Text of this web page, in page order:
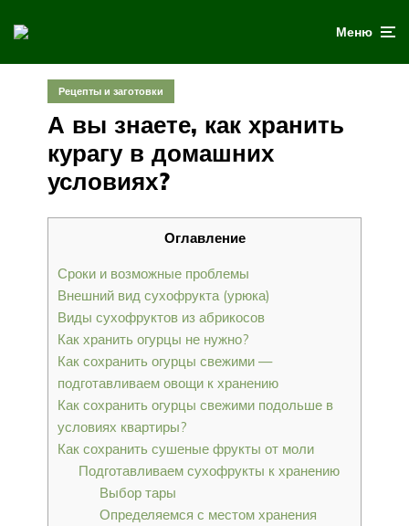
Меню
Рецепты и заготовки
А вы знаете, как хранить
курагу в домашних
условиях?
Оглавление
Сроки и возможные проблемы
Внешний вид сухофрукта (урюка)
Виды сухофруктов из абрикосов
Как хранить огурцы не нужно?
Как сохранить огурцы свежими —
подготавливаем овощи к хранению
Как сохранить огурцы свежими подольше в
условиях квартиры?
Как сохранить сушеные фрукты от моли
Подготавливаем сухофрукты к хранению
Выбор тары
Определяемся с местом хранения